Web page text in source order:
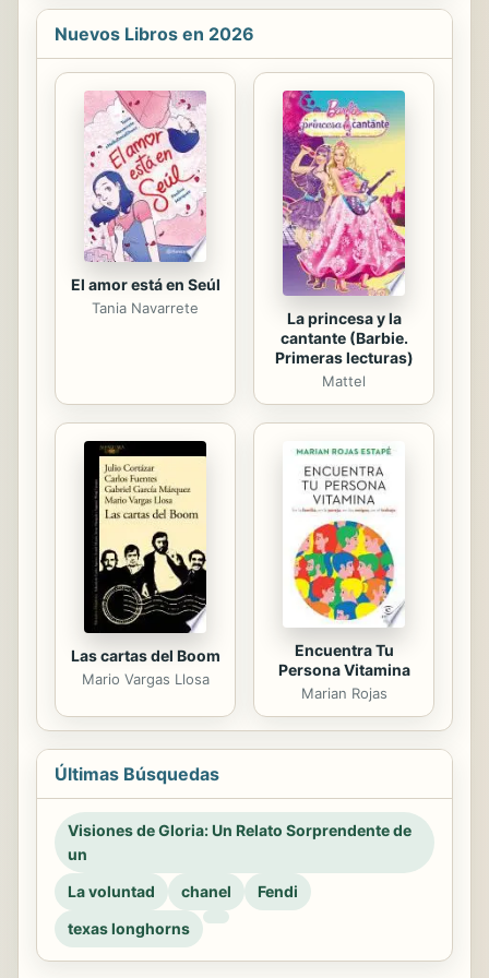
Europa del siglo XX. Con ayuda de
los estudios interdisciplinares de la
Estados Unidos y los recientes
aportes teóricos sobre el vínculo
elocuente entre memoria,
intertextualidad e intermedialidad,
Mirjam Leuzinger examina la memoria
cultural como pieza esencial de las
memorias confluyentes y...
Nuevos Libros en 2026
El amor está en Seúl
Tania Navarrete
La princesa y la
cantante (Barbie.
Primeras lecturas)
Mattel
Las cartas del Boom
Mario Vargas Llosa
Encuentra Tu
Persona Vitamina
Marian Rojas
Últimas Búsquedas
Visiones de Gloria: Un Relato Sorprendente de
un
La voluntad
chanel
Fendi
texas longhorns